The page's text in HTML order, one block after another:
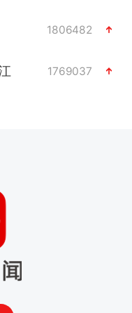
1806482
1769037